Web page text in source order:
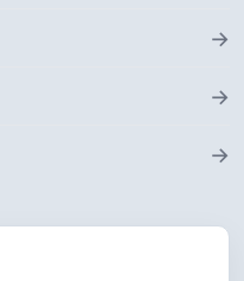
→
→
→